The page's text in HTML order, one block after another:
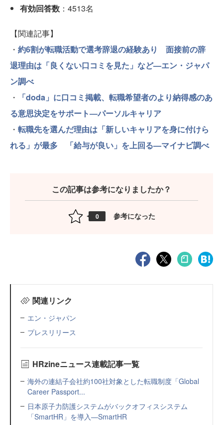
有効回答数 ：4513名
【関連記事】
・ 約6割が転職活動で選考辞退の経験あり 面接前の辞
退理由は「良くない口コミを見た」など—エン・ジャパ
ン調べ
・
「doda」に口コミ掲載、転職希望者のより納得感のあ
る意思決定をサポート―パーソルキャリア
・ 転職先を選んだ理由は「新しいキャリアを身に付けら
れる」が最多 「給与が良い」を上回る—マイナビ調べ
この記事は参考になりましたか？
0 参考になった
関連リンク
エン・ジャパン
プレスリリース
HRzineニュース連載記事一覧
海外の連結子会社約100社対象とした転職制度「Global
Career Passport...
日本原子力防護システムがバックオフィスシステム
「SmartHR」を導入—SmartHR